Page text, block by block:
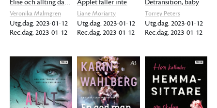
Elise och allting därefter
Veronika Malmgren
Utg.dag. 2023-01-12
Rec.dag. 2023-01-12
Äpplet faller inte
Liane Moriarty
Utg.dag. 2023-01-12
Rec.dag. 2023-01-12
Detransition, baby
Torrey Peters
Utg.dag. 2023-01-12
Rec.dag. 2023-01-12